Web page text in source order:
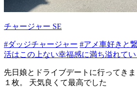
チャージャー SE
#ダッジチャージャー #アメ車好きと
活はこの上ない幸福感に満ち溢れてい
先日娘とドライブデートに行ってき
１枚。 天気良くて最高でした